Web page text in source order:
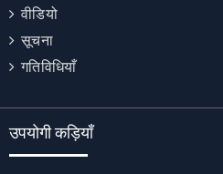
वीडियो
सूचना
गतिविधियाँ
उपयोगी कड़ियाँ